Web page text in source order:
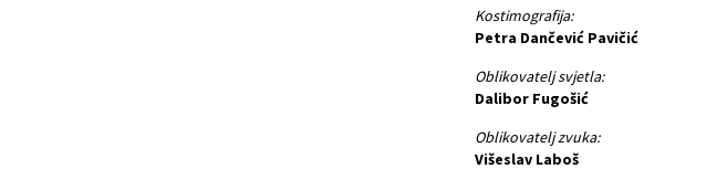
Kostimografija:
Petra Dančević Pavičić
Oblikovatelj svjetla:
Dalibor Fugošić
Oblikovatelj zvuka:
Višeslav Laboš